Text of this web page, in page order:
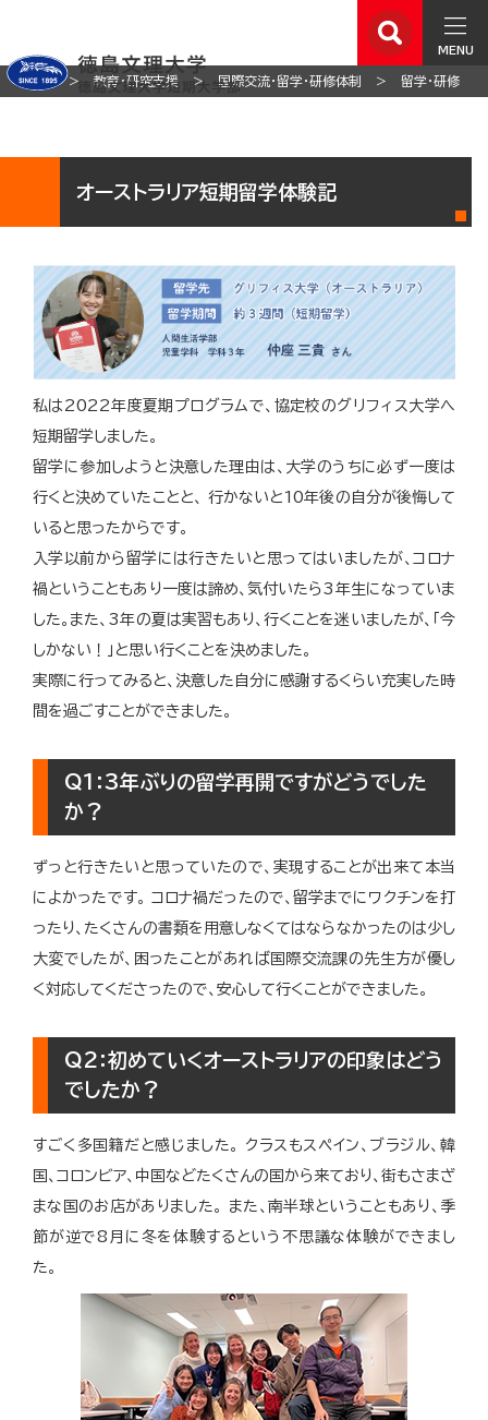
MENU
ホーム 教育・研究支援 国際交流・留学・研修体制 留学・研修
オーストラリア短期留学体験記
私は2022年度夏期プログラムで、協定校のグリフィス大学へ
短期留学しました。
留学に参加しようと決意した理由は、大学のうちに必ず一度は
行くと決めていたことと、
行かないと10年後の自分が後悔して
いると思ったからです。
入学以前から留学には行きたいと思ってはいましたが、コロナ
禍ということもあり一度は諦め、気付いたら3年生になっていま
した。また、3年の夏は実習もあり、行くことを迷いましたが、「今
しかない！」と思い行くことを決めました。
実際に行ってみると、決意した自分に感謝するくらい充実した時
間を過ごすことができました。
Q1：3年ぶりの留学再開ですがどうでした
か？
ずっと行きたいと思っていたので、実現することが出来て本当
によかったです。 コロナ禍だったので、留学までにワクチンを打
ったり、たくさんの書類を用意しなくてはならなかったのは少し
大変でしたが、困ったことがあれば国際交流課の先生方が優し
く対応してくださったので、安心して行くことができました。
Q2：初めていくオーストラリアの印象はどう
でしたか？
すごく多国籍だと感じました。
クラスもスペイン、ブラジル、韓
国、コロンビア、中国などたくさんの国から来ており、街もさまざ
まな国のお店がありました。
また、南半球ということもあり、季
節が逆で8月に冬を体験するという不思議な体験ができまし
た。